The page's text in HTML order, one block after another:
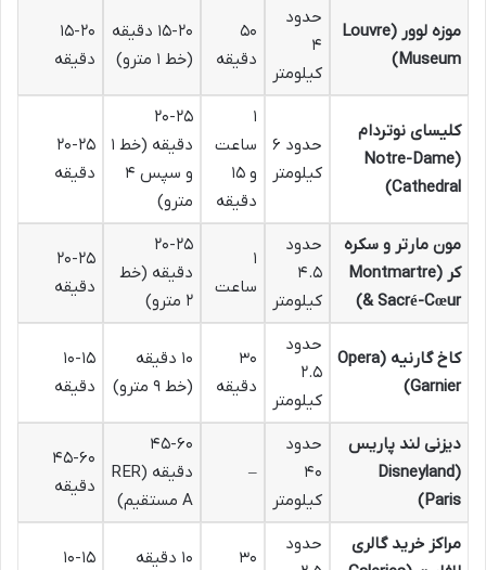
موزه لوور (Louvre
Museum)
حدود
۴
کیلومتر
۵۰
دقیقه
۱۵-۲۰ دقیقه
(خط ۱ مترو)
۱۵-۲۰
دقیقه
کلیسای نوتردام
(Notre-Dame
Cathedral)
حدود ۶
کیلومتر
۱
ساعت
و ۱۵
دقیقه
۲۰-۲۵
دقیقه (خط ۱
و سپس ۴
مترو)
۲۰-۲۵
دقیقه
مون مارتر و سکره
کر (Montmartre
& Sacré-Cœur)
حدود
۴.۵
کیلومتر
۱
ساعت
۲۰-۲۵
دقیقه (خط
۲ مترو)
۲۰-۲۵
دقیقه
کاخ گارنیه (Opera
Garnier)
حدود
۲.۵
کیلومتر
۳۰
دقیقه
۱۰ دقیقه
(خط ۹ مترو)
۱۰-۱۵
دقیقه
دیزنی لند پاریس
(Disneyland
Paris)
حدود
۴۰
کیلومتر
–
۴۵-۶۰
دقیقه (RER
A مستقیم)
۴۵-۶۰
دقیقه
مراکز خرید گالری
حدود
۳۰ ۱۰ دقیقه ۱۰-۱۵